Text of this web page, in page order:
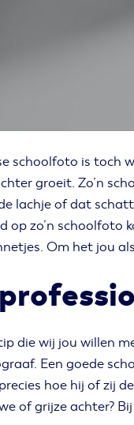
schoolfoto is toch
groeit. Zo’n
lachje of dat
op zo’n schoolfoto
Om het jou
die wij jou willen
Een goede
hoe hij of zij
of grijze achter?